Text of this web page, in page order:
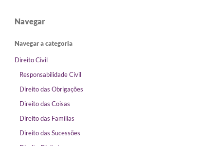
Navegar
Navegar a categoria
Direito Civil
Responsabilidade Civil
Direito das Obrigações
Direito das Coisas
Direito das Famílias
Direito das Sucessões